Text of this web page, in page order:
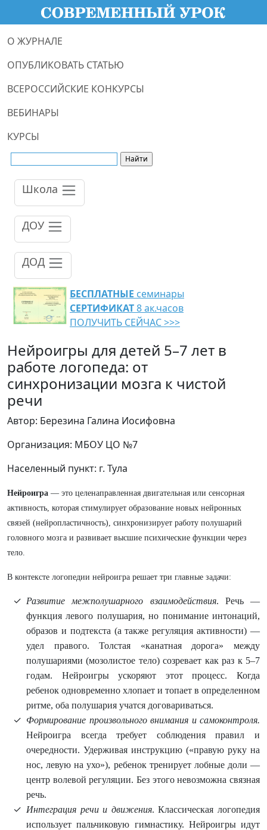
О ЖУРНАЛЕ
ОПУБЛИКОВАТЬ СТАТЬЮ
ВСЕРОССИЙСКИЕ КОНКУРСЫ
ВЕБИНАРЫ
КУРСЫ
Школа
ДОУ
ДОД
БЕСПЛАТНЫЕ семинары
СЕРТИФИКАТ8 ак.часов
ПОЛУЧИТЬ СЕЙЧАС >>>
Нейроигры для детей 5–7 лет в
работе логопеда: от
синхронизации мозга к чистой
речи
Автор: Березина Галина Иосифовна
Организация: МБОУ ЦО №7
Населенный пункт: г. Тула
Нейроигра — это целенаправленная двигательная или сенсорная
активность, которая стимулирует образование новых нейронных
связей (нейропластичность), синхронизирует работу полушарий
головного мозга и развивает высшие психические функции через
тело.
В контексте логопедии нейроигра решает три главные задачи:
Развитие межполушарного взаимодействия. Речь —
функция левого полушария, но понимание интонаций,
образов и подтекста (а также регуляция активности) —
удел правого. Толстая «канатная дорога» между
полушариями (мозолистое тело) созревает как раз к 5–7
годам. Нейроигры ускоряют этот процесс. Когда
ребенок одновременно хлопает и топает в определенном
ритме, оба полушария учатся договариваться.
Формирование произвольного внимания и самоконтроля.
Нейроигра всегда требует соблюдения правил и
очередности. Удерживая инструкцию («правую руку на
нос, левую на ухо»), ребенок тренирует лобные доли —
центр волевой регуляции. Без этого невозможна связная
речь.
Интеграция речи и движения. Классическая логопедия
использует пальчиковую гимнастику. Нейроигры идут